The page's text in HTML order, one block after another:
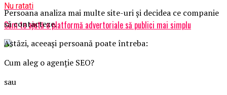
Nu ratati
Cum te ajută o platformă advertoriale să publici mai simplu
Persoana analiza mai multe site-uri și decidea ce companie
să contacteze.
Astăzi, aceeași persoană poate întreba:
Cum aleg o agenție SEO?
sau